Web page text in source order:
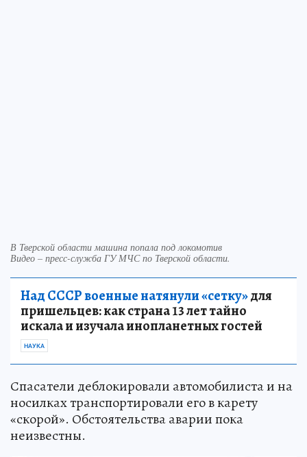
В Тверской области машина попала под локомотив
Видео – пресс-служба ГУ МЧС по Тверской области.
Над СССР военные натянули «сетку»для
пришельцев: как страна 13 лет тайно
искала и изучала инопланетных гостей
НАУКА
Спасатели деблокировали автомобилиста и на
носилках транспортировали его в карету
«скорой». Обстоятельства аварии пока
неизвестны.